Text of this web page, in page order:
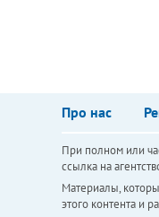
Про нас
При полном или
ссылка на
Материалы,
этого контента и